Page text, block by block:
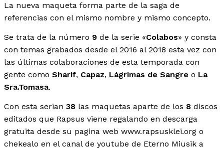
La nueva maqueta forma parte de la saga de
referencias con el mismo nombre y mismo concepto.
Se trata de la número 9 de la serie «Colabos» y consta
con temas grabados desde el 2016 al 2018 esta vez con
las últimas colaboraciones de esta temporada con
gente como Sharif, Capaz, Lágrimas de Sangre o La
Sra.Tomasa.
Con esta serian 38 las maquetas aparte de los 8 discos
editados que Rapsus viene regalando en descarga
gratuita desde su pagina web www.rapsusklei.org o
chekealo en el canal de youtube de Eterno Miusik a